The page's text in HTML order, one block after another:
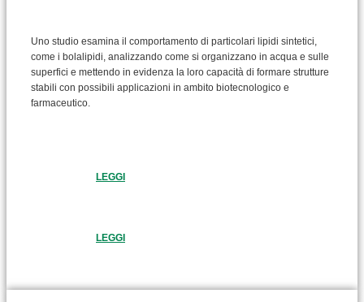
Uno studio esamina il comportamento di particolari lipidi sintetici,
come i bolalipidi, analizzando come si organizzano in acqua e sulle
superfici e mettendo in evidenza la loro capacità di formare strutture
stabili con possibili applicazioni in ambito biotecnologico e
farmaceutico.
LEGGI
LEGGI